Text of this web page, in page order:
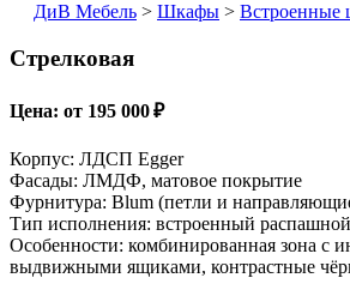
ДиВ Мебель > Шкафы > Встроенные
Стрелковая
Цена: от 195 000 ₽
Корпус: ЛДСП Egger
Фасады: ЛМДФ, матовое покрытие
Фурнитура: Blum (петли и
Тип исполнения: встроенный
Особенности: комбинированная зона с
выдвижными ящиками, контрастные